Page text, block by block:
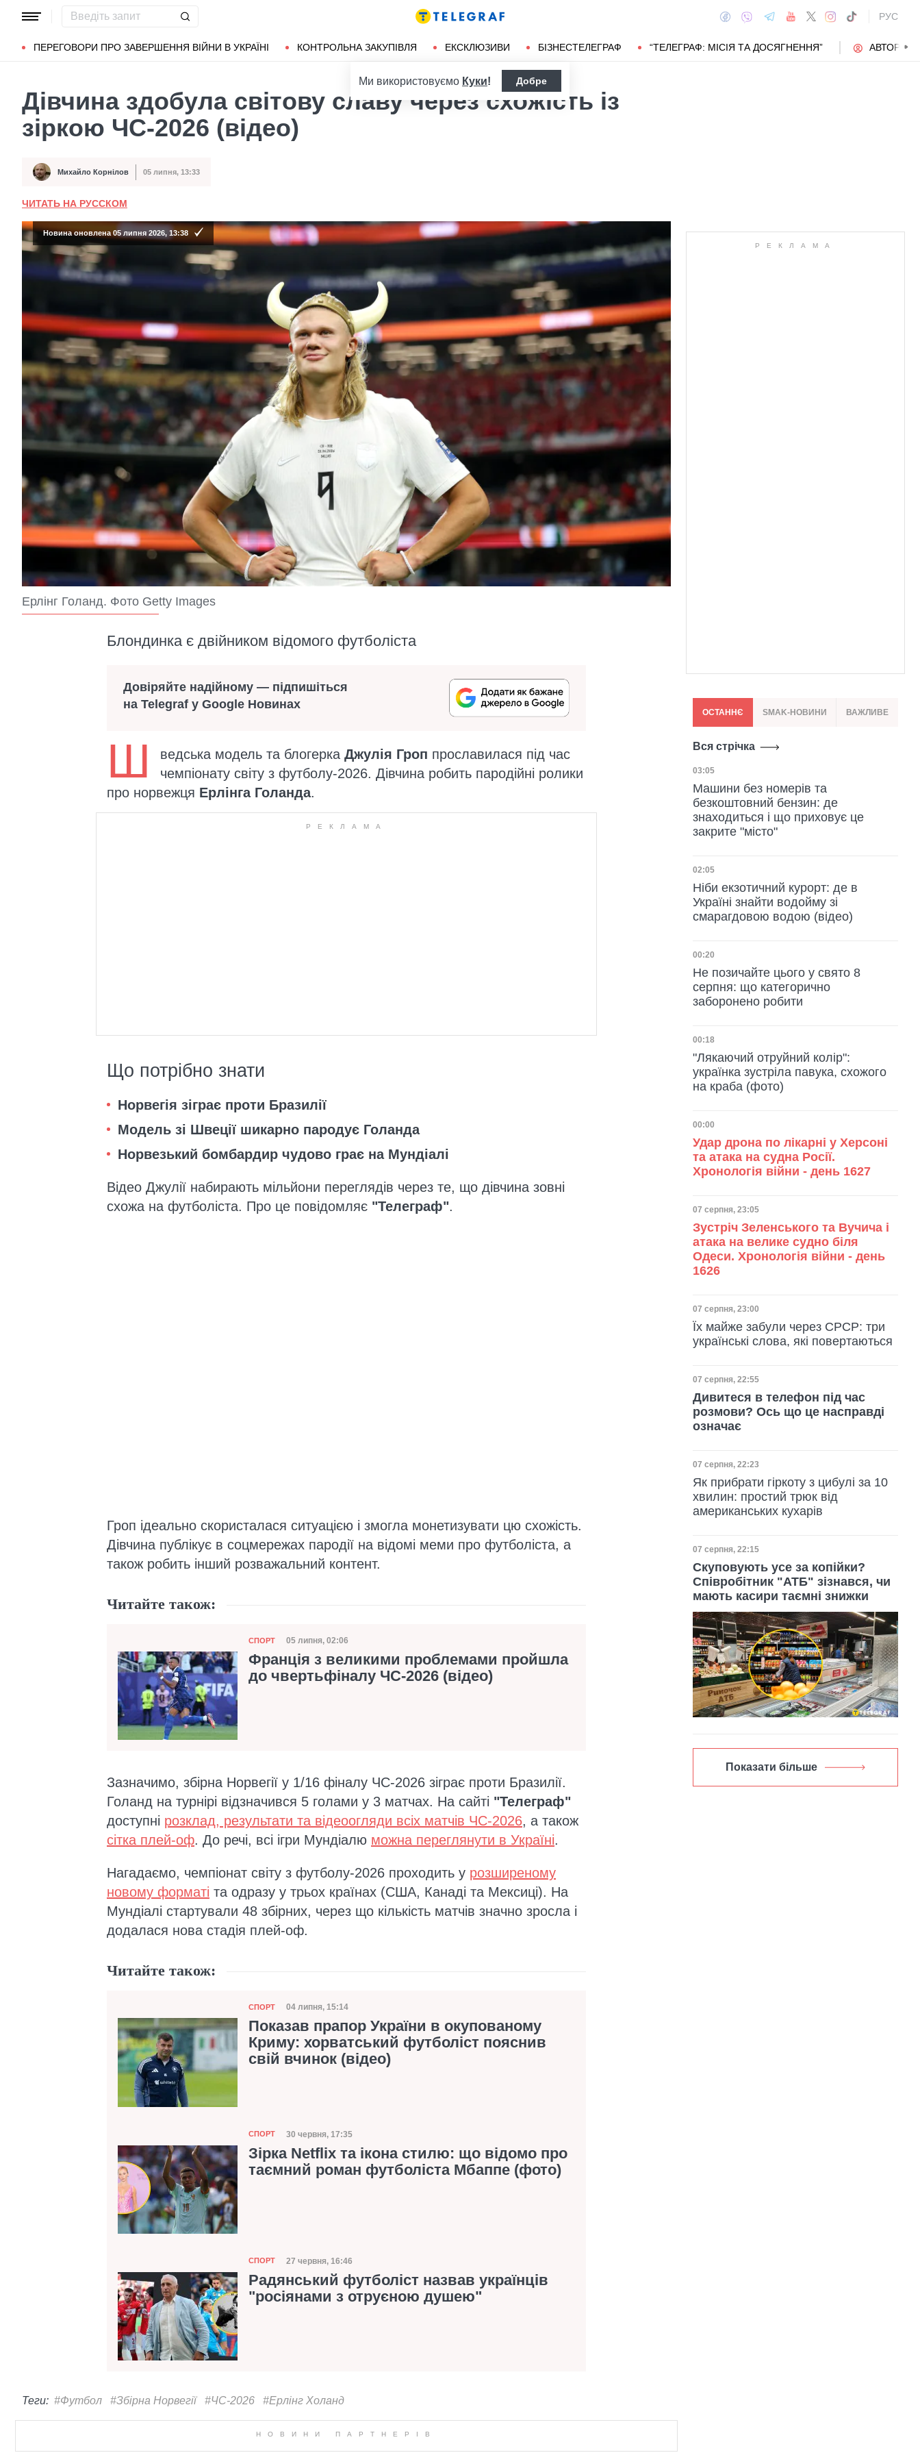
РУС
ПЕРЕГОВОРИ ПРО ЗАВЕРШЕННЯ ВІЙНИ В УКРАЇНІ КОНТРОЛЬНА ЗАКУПІВЛЯ ЕКСКЛЮЗИВИ БІЗНЕСТЕЛЕГРАФ “ТЕЛЕГРАФ: МІСІЯ ТА ДОСЯГНЕННЯ” АВТОРИ
Популярні запити Маріуполь Донбас
Ми використовуємо Куки! Добре
Дівчина здобула світову славу через схожість із
зіркою ЧС-2026 (відео)
Автор Михайло Корнілов
Дата публікації 05 липня, 13:33
ЧИТАТЬ НА РУССКОМ
Новина оновлена 05 липня 2026, 13:38
Ерлінг Голанд. Фото Getty Images
Блондинка є двійником відомого футболіста
Довіряйте надійному — підпишіться
на Telegraf у Google Новинах
Ш ведська модель та блогерка Джулія Гроп прославилася під час
чемпіонату світу з футболу-2026. Дівчина робить пародійні ролики
про норвежця Ерлінга Голанда.
Що потрібно знати
Норвегія зіграє проти Бразилії
Модель зі Швеції шикарно пародує Голанда
Норвезький бомбардир чудово грає на Мундіалі
Відео Джулії набирають мільйони переглядів через те, що дівчина зовні
схожа на футболіста. Про це повідомляє "Телеграф".
Гроп ідеально скористалася ситуацією і змогла монетизувати цю схожість.
Дівчина публікує в соцмережах пародії на відомі меми про футболіста, а
також робить інший розважальний контент.
Читайте також:
Категорія
СПОРТ Дата публікації
05 липня, 02:06
Франція з великими проблемами пройшла
до чвертьфіналу ЧС-2026 (відео)
Зазначимо, збірна Норвегії у 1/16 фіналу ЧС-2026 зіграє проти Бразилії.
Голанд на турнірі відзначився 5 голами у 3 матчах. На сайті "Телеграф"
доступні розклад, результати та відеоогляди всіх матчів ЧС-2026, а також
сітка плей-оф. До речі, всі ігри Мундіалю можна переглянути в Україні.
Нагадаємо, чемпіонат світу з футболу-2026 проходить у розширеному
новому форматі та одразу у трьох країнах (США, Канаді та Мексиці). На
Мундіалі стартували 48 збірних, через що кількість матчів значно зросла і
додалася нова стадія плей-оф.
Читайте також:
Категорія
СПОРТ Дата публікації
04 липня, 15:14
Показав прапор України в окупованому
Криму: хорватський футболіст пояснив
свій вчинок (відео)
Категорія
СПОРТ Дата публікації
30 червня, 17:35
Зірка Netflix та ікона стилю: що відомо про
таємний роман футболіста Мбаппе (фото)
Категорія
СПОРТ Дата публікації
27 червня, 16:46
Радянський футболіст назвав українців
"росіянами з отруєною душею"
Теги: #Футбол #Збірна Норвегії #ЧС-2026 #Ерлінг Холанд
ОСТАННЄ SMAK-НОВИНИ ВАЖЛИВЕ
Вся стрічка
Дата публікації
03:05
Машини без номерів та
безкоштовний бензин: де
знаходиться і що приховує це
закрите "місто"
Дата публікації
02:05
Ніби екзотичний курорт: де в
Україні знайти водойму зі
смарагдовою водою (відео)
Дата публікації
00:20
Не позичайте цього у свято 8
серпня: що категорично
заборонено робити
Дата публікації
00:18
"Лякаючий отруйний колір":
українка зустріла павука, схожого
на краба (фото)
Дата публікації
00:00
Удар дрона по лікарні у Херсоні
та атака на судна Росії.
Хронологія війни - день 1627
Дата публікації
07 серпня, 23:05
Зустріч Зеленського та Вучича і
атака на велике судно біля
Одеси. Хронологія війни - день
1626
Дата публікації
07 серпня, 23:00
Їх майже забули через СРСР: три
українські слова, які повертаються
Дата публікації
07 серпня, 22:55
Дивитеся в телефон під час
розмови? Ось що це насправді
означає
Дата публікації
07 серпня, 22:23
Як прибрати гіркоту з цибулі за 10
хвилин: простий трюк від
американських кухарів
Дата публікації
07 серпня, 22:15
Скуповують усе за копійки?
Співробітник "АТБ" зізнався, чи
мають касири таємні знижки
Показати більше